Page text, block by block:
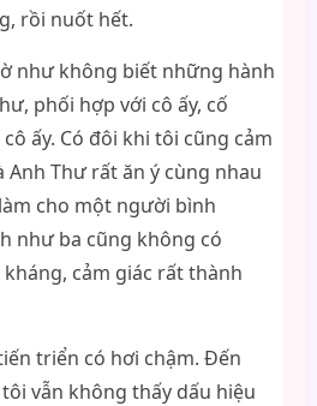
rồi nuốt hết.
như không biết những hành
phối hợp với cô ấy, cố
ấy. Có đôi khi tôi cũng cảm
Thư rất ăn ý cùng nhau
cho một người bình
như ba cũng không có
cảm giác rất thành
triển có hơi chậm. Đến
vẫn không thấy dấu hiệu